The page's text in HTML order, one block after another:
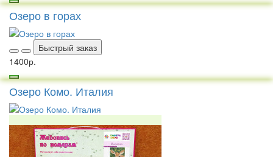
Озеро в горах
Быстрый заказ
1400р.
Озеро Комо. Италия